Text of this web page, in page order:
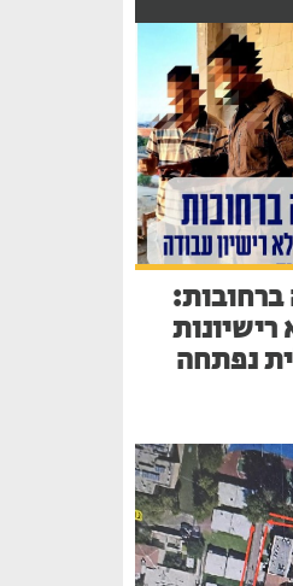
רישיונות
נפתחה